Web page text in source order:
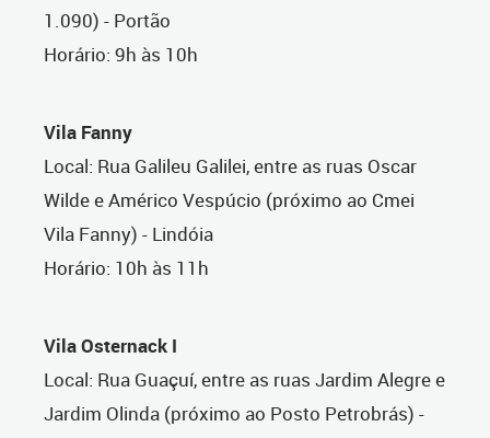
1.090) - Portão
Horário: 9h às 10h
Vila Fanny
Local: Rua Galileu Galilei, entre as ruas Oscar
Wilde e Américo Vespúcio (próximo ao Cmei
Vila Fanny) - Lindóia
Horário: 10h às 11h
Vila Osternack I
Local: Rua Guaçuí, entre as ruas Jardim Alegre e
Jardim Olinda (próximo ao Posto Petrobrás) -